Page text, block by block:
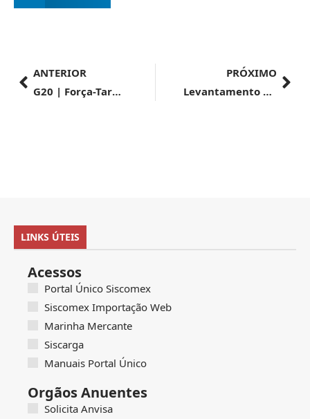
ANTERIOR
G20 | Força-Tarefa Conjunta de Finanças e Saúde realiza terceira e última reunião sob a presidência do Brasil
PRÓXIMO
Levantamento | Movimento em portos públicos teve crescimento de 6% no mês de julho
LINKS ÚTEIS
Acessos
Portal Único Siscomex
Siscomex Importação Web
Marinha Mercante
Siscarga
Manuais Portal Único
Orgãos Anuentes
Solicita Anvisa